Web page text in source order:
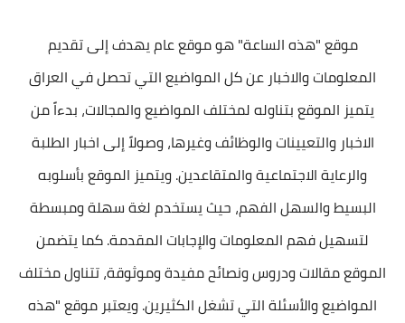
موقع "هذه الساعة" هو موقع عام يهدف إلى تقديم
المعلومات والاخبار عن كل المواضيع التي تحصل في العراق
يتميز الموقع بتناوله لمختلف المواضيع والمجالات، بدءاً من
الاخبار والتعيينات والوظائف وغيرها، وصولاً إلى اخبار الطلبة
والرعاية الاجتماعية والمتقاعدين. ويتميز الموقع بأسلوبه
البسيط والسهل الفهم، حيث يستخدم لغة سهلة ومبسطة
لتسهيل فهم المعلومات والإجابات المقدمة. كما يتضمن
الموقع مقالات ودروس ونصائح مفيدة وموثوقة، تتناول مختلف
المواضيع والأسئلة التي تشغل الكثيرين. ويعتبر موقع "هذه